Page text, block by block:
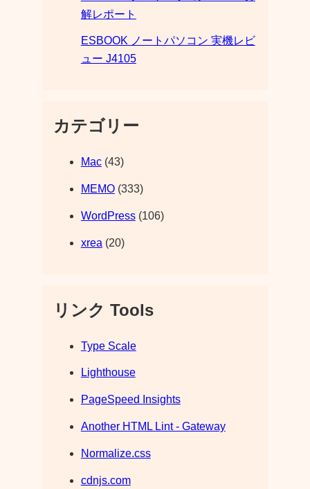
解レポート
ESBOOK ノートパソコン 実機レビ
ュー J4105
カテゴリー
Mac(43)
MEMO(333)
WordPress(106)
xrea (20)
リンク Tools
Type Scale
Lighthouse
PageSpeed Insights
Another HTML Lint - Gateway
Normalize.css
cdnjs.com